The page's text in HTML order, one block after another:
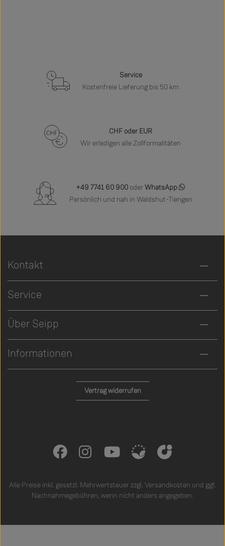
Service
Kostenfreie Lieferung bis 50 km
CHF oder EUR
Wir erledigen alle Zollformalitäten
+49 7741 60 900 oder WhatsApp
Persönlich und nah in Waldshut-Tiengen
Kontakt
Service
Über Seipp
Informationen
Vertrag widerrufen
Alle Preise inkl. gesetzl. Mehrwertsteuer zzgl. Versandkosten und ggf.
Nachnahmegebühren, wenn nicht anders angegeben.